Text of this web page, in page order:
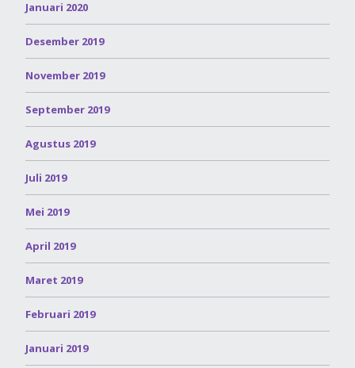
Januari 2020
Desember 2019
November 2019
September 2019
Agustus 2019
Juli 2019
Mei 2019
April 2019
Maret 2019
Februari 2019
Januari 2019